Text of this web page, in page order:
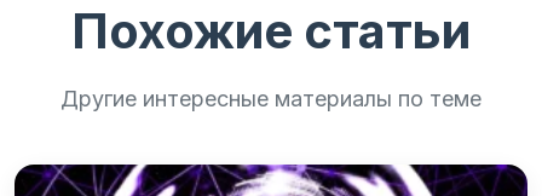
Похожие статьи
Другие интересные материалы по теме